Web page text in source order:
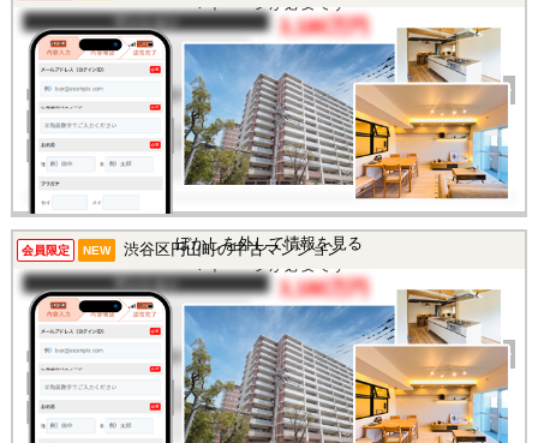
3,180万円
間取り 1DK
完成年
1982年
建物面積 22.54㎡
土地面積 -
所在地 東京都渋谷区笹塚1丁目
交通 /
会員限定 NEW 渋谷区円山町の中古マンション
3,180万円
間取り 1K
完成年
1983年
建物面積 21.87㎡
土地面積 -
所在地 東京都渋谷区円山町
交通 /
この物件を見るには
ぼかしを外して情報を見る